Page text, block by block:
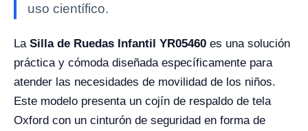
uso científico.
La Silla de Ruedas Infantil YR05460 es una solución
práctica y cómoda diseñada específicamente para
atender las necesidades de movilidad de los niños.
Este modelo presenta un cojín de respaldo de tela
Oxford con un cinturón de seguridad en forma de